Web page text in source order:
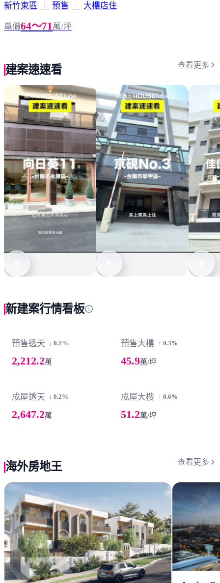
新竹東區 預售 大樓店住
單價64～71萬/坪
新建案行情看板
預售透天 ↓ 0.1%
2,212.2萬
預售大樓 ↑ 0.3%
45.9萬/坪
成屋透天 ↓ 0.2%
2,647.2萬
成屋大樓 ↑ 0.6%
51.2萬/坪
建案速速看 查看更多
海外房地王 查看更多